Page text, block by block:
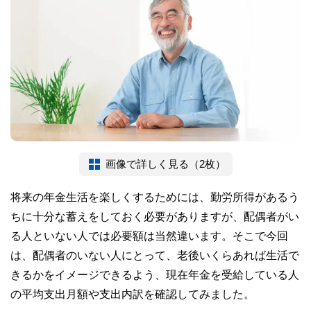
画像で詳しく見る（2枚）
将来の年金生活を楽しくするためには、勤労所得があるう
ちに十分な蓄えをしておく必要がありますが、配偶者がい
る人といない人では必要額は当然違います。そこで今回
は、配偶者のいない人にとって、老後いくらあれば生活で
きるかをイメージできるよう、現在年金を受給している人
の平均支出月額や支出内訳を確認してみました。